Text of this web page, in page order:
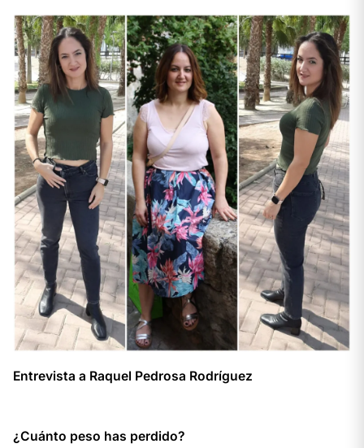
Entrevista a Raquel Pedrosa Rodríguez
¿Cuánto peso has perdido?